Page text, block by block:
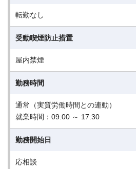
転勤なし
受動喫煙防止措置
屋内禁煙
勤務時間
通常（実質労働時間との連動）
就業時間：09:00 ～ 17:30
勤務開始日
応相談